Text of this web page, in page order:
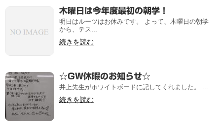
木曜日は今年度最初の朝学！
明日はルーツはお休みです。 よって、木曜日の朝学
から、テス...
続きを読む
☆GW休暇のお知らせ☆
井上先生がホワイトボードに記してくれました。 ...
続きを読む